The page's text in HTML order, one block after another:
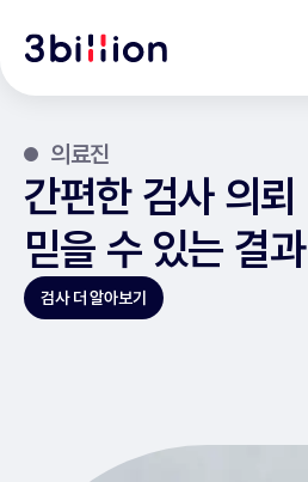
의료진
간편한 검사 의뢰
믿을 수 있는 결과
검사 더 알아보기